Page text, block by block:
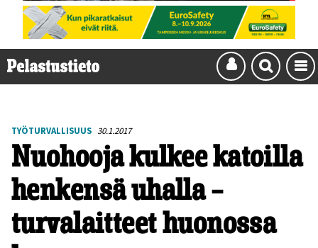
TYÖTURVALLISUUS 30.1.2017
Nuohooja kulkee katoilla
henkensä uhalla –
turvalaitteet huonossa